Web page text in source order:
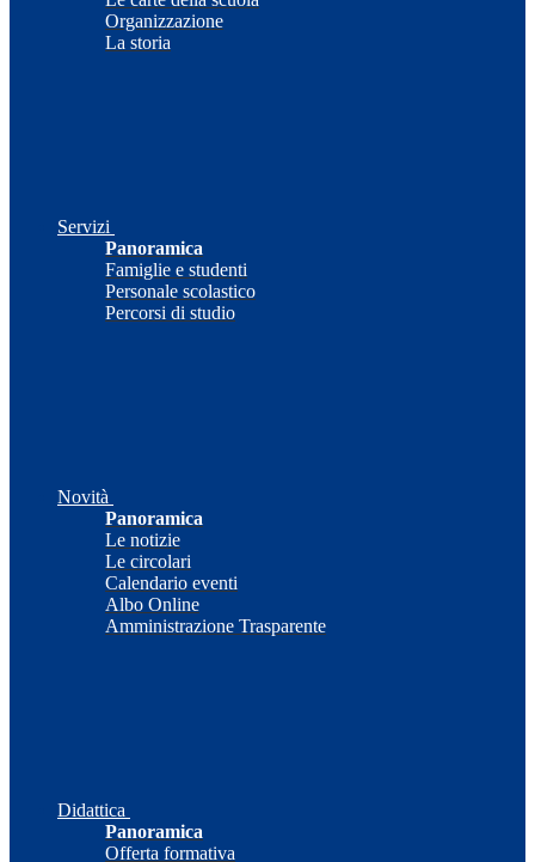
Organizzazione
La storia
Servizi
Panoramica
Famiglie e studenti
Personale scolastico
Percorsi di studio
Novità
Panoramica
Le notizie
Le circolari
Calendario eventi
Albo Online
Amministrazione Trasparente
Didattica
Panoramica
Offerta formativa